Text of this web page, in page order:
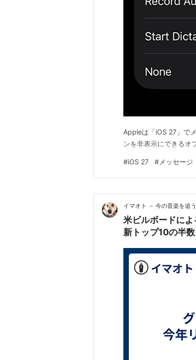
Appleは「iOS 27」で
ンを非表示にできるオ
#iOS 27 # メッセージ
イマオト － 今の音楽を追
米ビルボードに
新トップ10の半